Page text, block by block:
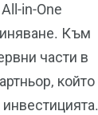
in-One
Към
части в
който